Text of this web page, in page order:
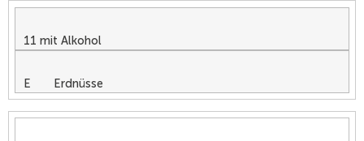
11 mit Alkohol
E Erdnüsse